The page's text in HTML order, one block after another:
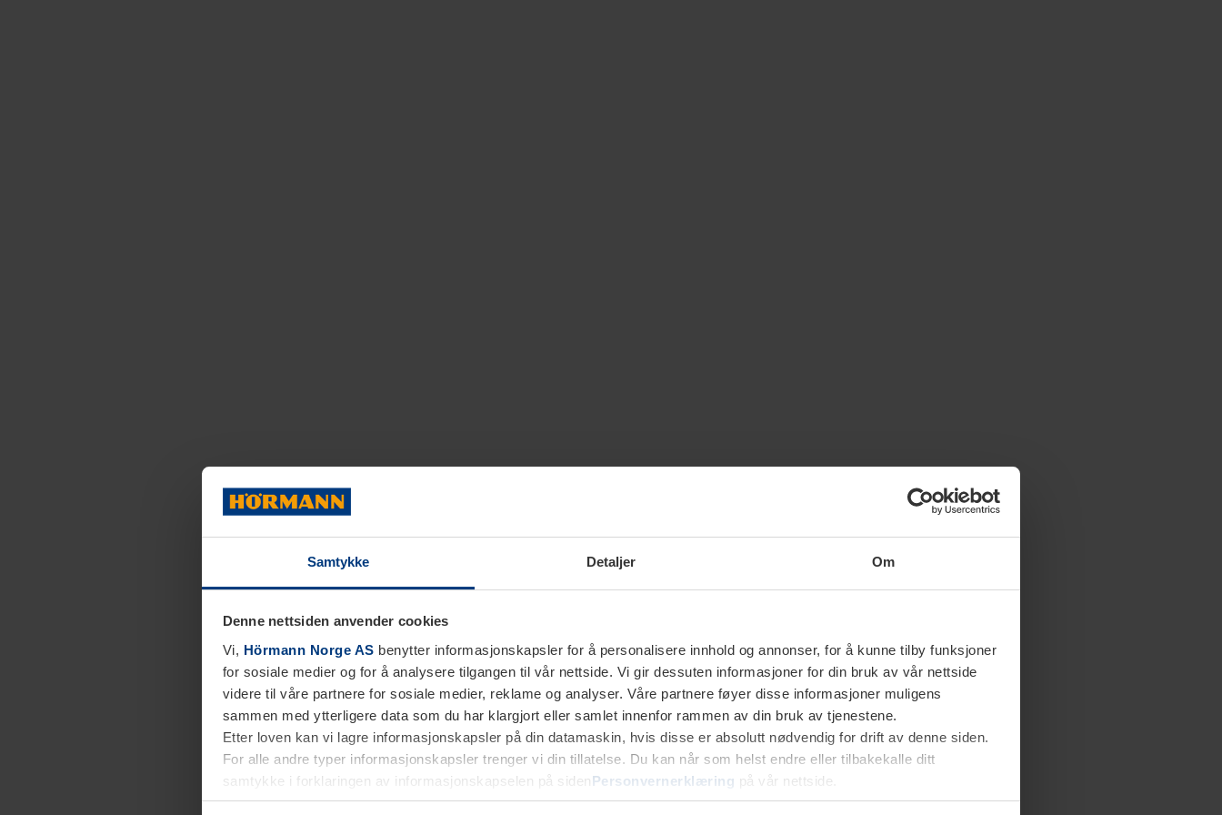
Samtykke Detaljer Om
Denne nettsiden anvender cookies
Vi, Hörmann Norge AS benytter informasjonskapsler for å personalisere innhold og annonser, for å kunne tilby funksjoner
for sosiale medier og for å analysere tilgangen til vår nettside. Vi gir dessuten informasjoner for din bruk av vår nettside
videre til våre partnere for sosiale medier, reklame og analyser. Våre partnere føyer disse informasjoner muligens
sammen med ytterligere data som du har klargjort eller samlet innenfor rammen av din bruk av tjenestene.
Etter loven kan vi lagre informasjonskapsler på din datamaskin, hvis disse er absolutt nødvendig for drift av denne siden.
For alle andre typer informasjonskapsler trenger vi din tillatelse. Du kan når som helst endre eller tilbakekalle ditt
samtykke i forklaringen av informasjonskapselen på sidenPersonvernerklæring på vår nettside.